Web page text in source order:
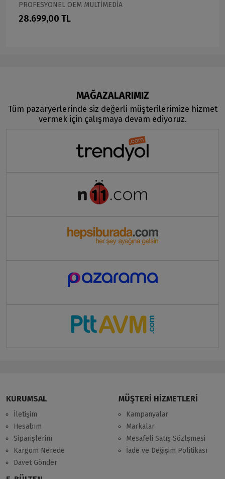
PROFESYONEL OEM MULTİMEDİA
28.699,00 TL
MAĞAZALARIMIZ
Tüm pazaryerlerinde siz değerli müşterilerimize hizmet
vermek için çalışmaya devam ediyoruz.
KURUMSAL
İletişim
Hesabım
Siparişlerim
Kargom Nerede
Davet Gönder
MÜŞTERİ HİZMETLERİ
Kampanyalar
Markalar
Mesafeli Satış Sözlşmesi
İade ve Değişim Politikası